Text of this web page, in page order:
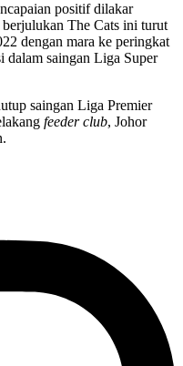
positif dilakar
The Cats ini turut
dengan mara ke peringkat
dalam saingan Liga Super
saingan Liga Premier
feeder club, Johor